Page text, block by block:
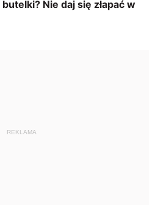
REKLAMA